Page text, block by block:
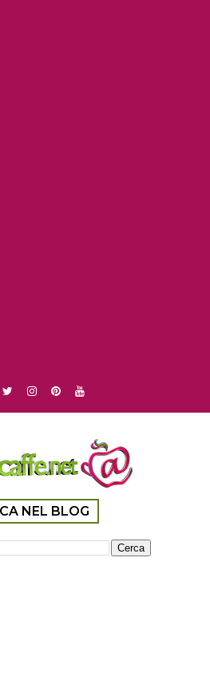
NEL BLOG